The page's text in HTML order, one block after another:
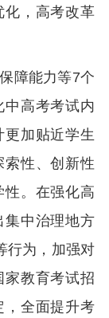
化，高考改革
障能力等7个
中高考考试内
加贴近学生
索性、创新性
性。在强化高
集中治理地方
行为，加强对
家教育考试招
，全面提升考